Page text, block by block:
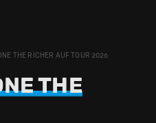
THE RICHER AUF TOUR 2026
THE